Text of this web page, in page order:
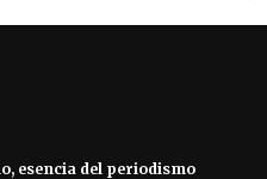
esencia del periodismo